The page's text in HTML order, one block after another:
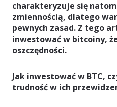
charakteryzuje się
zmiennością, dlatego
pewnych zasad. Z tego
inwestować w bitcoiny,
oszczędności.
Jak inwestować w BTC,
trudność w ich